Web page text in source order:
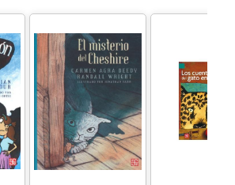
en más de un problema.